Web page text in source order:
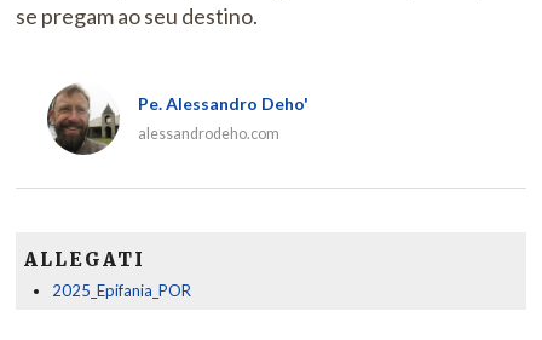
se pregam ao seu destino.
Pe. Alessandro Deho'
alessandrodeho.com
ALLEGATI
2025_Epifania_POR